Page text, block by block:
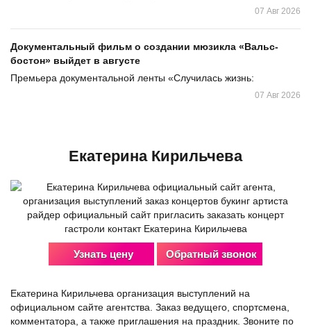
07 Авг 2026
Документальный фильм о создании мюзикла «Вальс-
бостон» выйдет в августе
Премьера документальной ленты «Случилась жизнь:
07 Авг 2026
Екатерина Кирильчева
Узнать цену Обратный звонок
Екатерина Кирильчева организация выступлений на
официальном сайте агентства. Заказ ведущего, спортсмена,
комментатора, а также приглашения на праздник. Звоните по